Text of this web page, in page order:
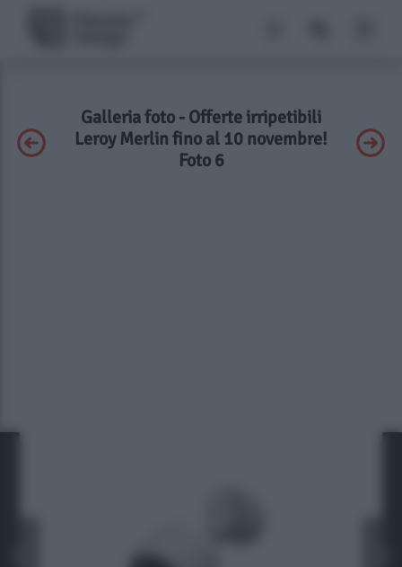
Galleria foto - Offerte irripetibili
Leroy Merlin fino al 10 novembre!
Foto 6